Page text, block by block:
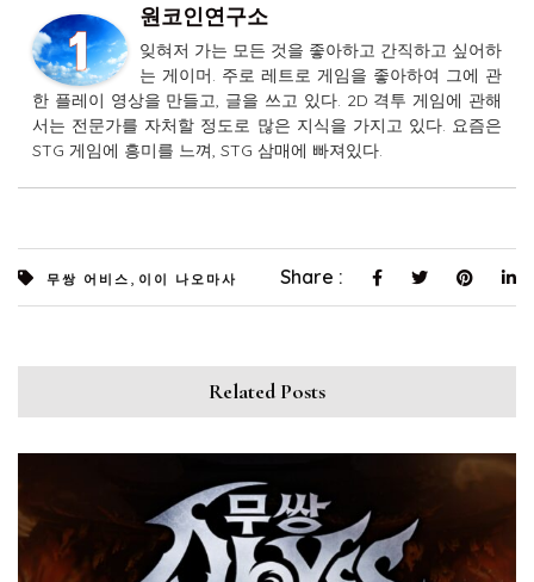
원코인연구소
잊혀저 가는 모든 것을 좋아하고 간직하고 싶어하
는 게이머. 주로 레트로 게임을 좋아하여 그에 관
한 플레이 영상을 만들고, 글을 쓰고 있다. 2D 격투 게임에 관해
서는 전문가를 자처할 정도로 많은 지식을 가지고 있다. 요즘은
STG 게임에 흥미를 느껴, STG 삼매에 빠져있다.
무쌍 어비스 이이 나오마사 Share :
Related Posts